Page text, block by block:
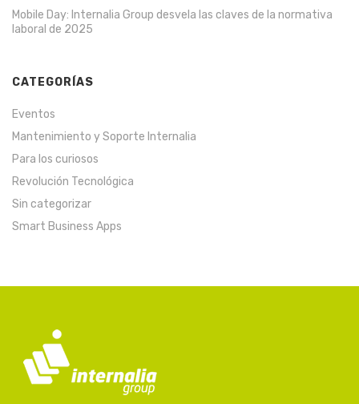
Mobile Day: Internalia Group desvela las claves de la normativa
laboral de 2025
CATEGORÍAS
Eventos
Mantenimiento y Soporte Internalia
Para los curiosos
Revolución Tecnológica
Sin categorizar
Smart Business Apps